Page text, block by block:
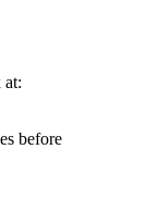
at:
before